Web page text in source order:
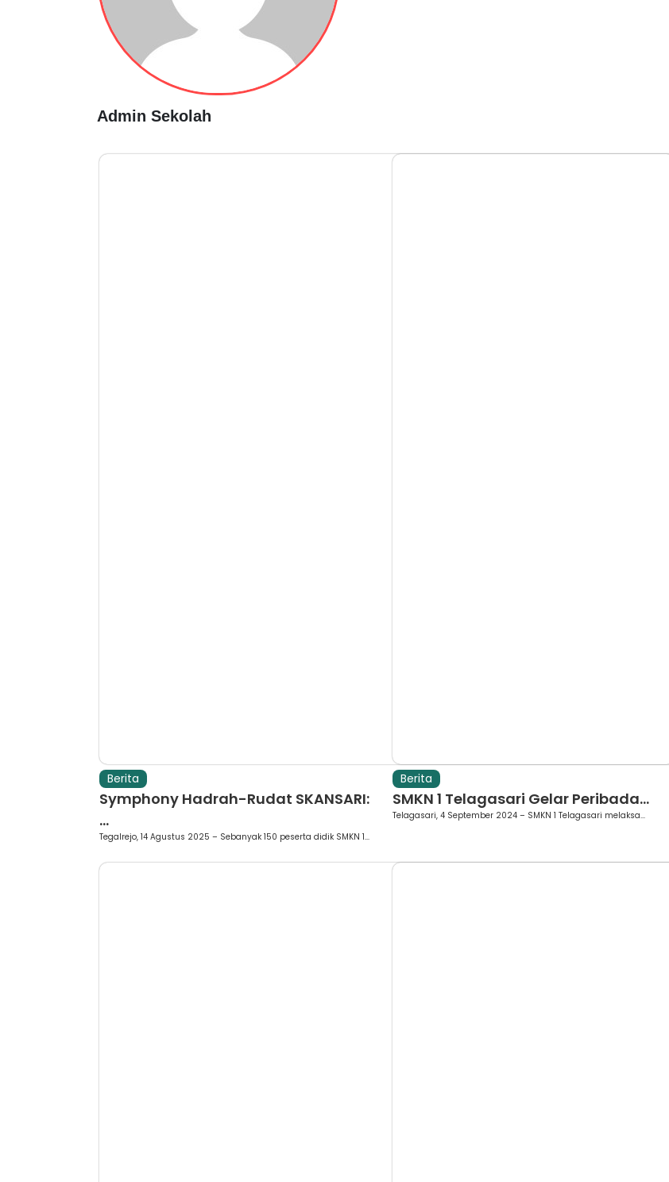
Admin Sekolah
Berita
Symphony Hadrah-Rudat SKANSARI:
...
Tegalrejo, 14 Agustus 2025 – Sebanyak 150 peserta didik SMKN 1...
Berita
SMKN 1 Telagasari Gelar Peribada...
Telagasari, 4 September 2024 – SMKN 1 Telagasari melaksa...